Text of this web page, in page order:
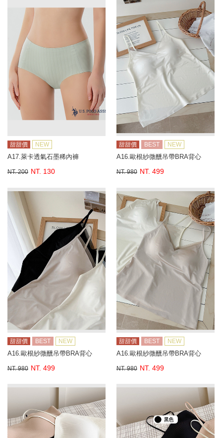
甜甜價 NEW
A17.萊卡透氣石墨稀內褲
NT. 200 NT. 130
甜甜價 BEST NEW
A16.歐根紗微醺吊帶BRA背心
NT. 980 NT. 499
甜甜價 BEST NEW
A16.歐根紗微醺吊帶BRA背心
NT. 980 NT. 499
甜甜價 BEST NEW
A16.歐根紗微醺吊帶BRA背心
NT. 980 NT. 499